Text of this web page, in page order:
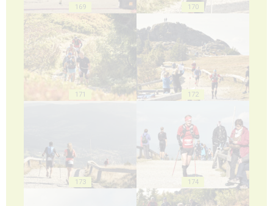
169 170
171 172
173 174